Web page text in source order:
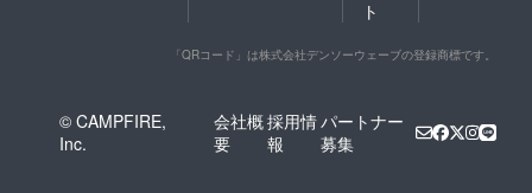
ト
「QRコード」は株式会社デンソーウェーブの登録商標です。
© CAMPFIRE,
Inc.
会社概
要
採用情
報
パートナー
募集